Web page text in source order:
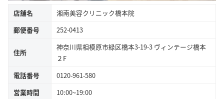
店舗名
湘南美容クリニック橋本院
郵便番号
252-0413
住所
神奈川県相模原市緑区橋本3-19-3 ヴィンテージ橋本
２F
電話番号
0120-961-580
営業時間
10:00~19:00